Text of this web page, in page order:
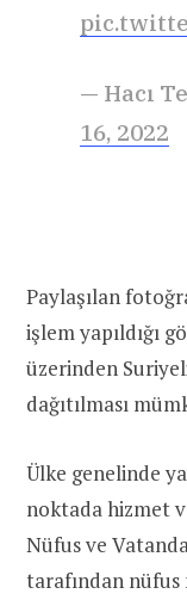
— Hacı
16, 2022
Paylaşılan
işlem yapıldığı
üzerinden
dağıtılması
Ülke genelinde
noktada hizmet
Nüfus ve
tarafından